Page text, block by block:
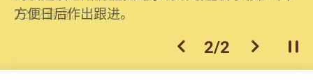
2222查询。
方便日后作出跟进。
上一个
2/2 下一个开